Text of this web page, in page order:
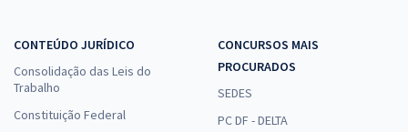
CONTEÚDO JURÍDICO
Consolidação das Leis do
Trabalho
Constituição Federal
CONCURSOS MAIS
PROCURADOS
SEDES
PC DF - DELTA